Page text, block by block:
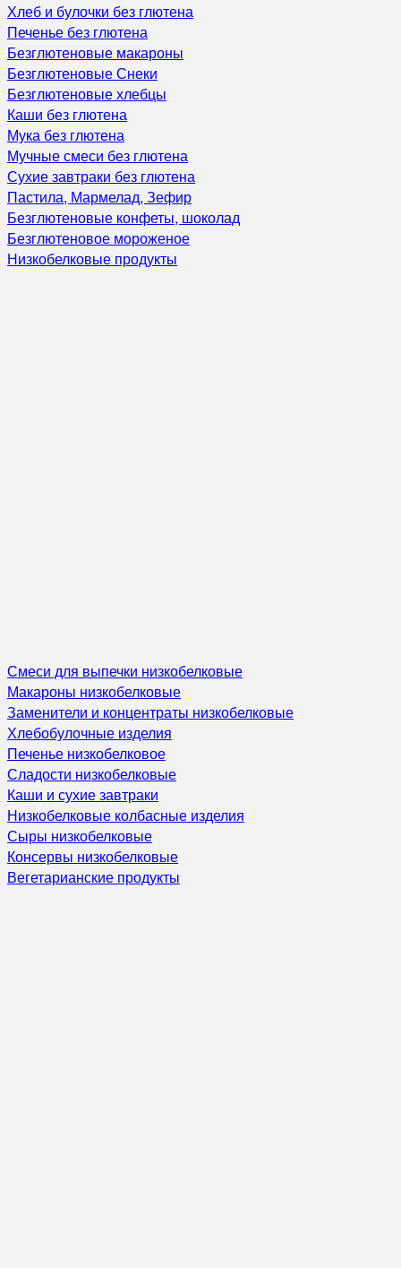
Хлеб и булочки без глютена
Печенье без глютена
Безглютеновые макароны
Безглютеновые Снеки
Безглютеновые хлебцы
Каши без глютена
Мука без глютена
Мучные смеси без глютена
Сухие завтраки без глютена
Пастила, Мармелад, Зефир
Безглютеновые конфеты, шоколад
Безглютеновое мороженое
Низкобелковые продукты
Смеси для выпечки низкобелковые
Макароны низкобелковые
Заменители и концентраты низкобелковые
Хлебобулочные изделия
Печенье низкобелковое
Сладости низкобелковые
Каши и сухие завтраки
Низкобелковые колбасные изделия
Сыры низкобелковые
Консервы низкобелковые
Вегетарианские продукты